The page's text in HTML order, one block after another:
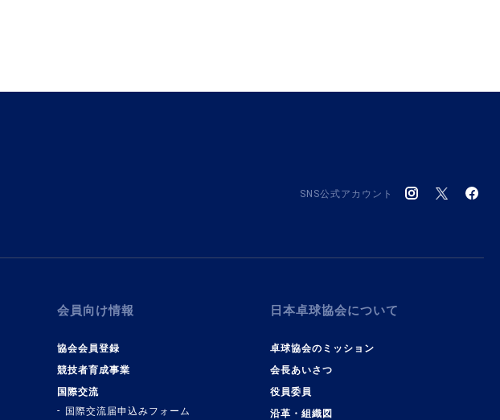
SNS公式アカウント
会員向け情報
協会会員登録
競技者育成事業
国際交流
国際交流届申込みフォーム
日本卓球協会について
卓球協会のミッション
会長あいさつ
役員委員
沿革・組織図